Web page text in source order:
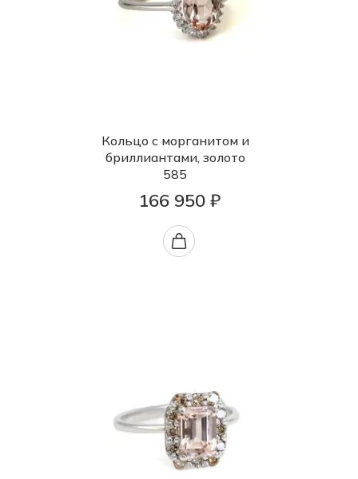
Кольцо с морганитом и
бриллиантами, золото
585
166 950 ₽